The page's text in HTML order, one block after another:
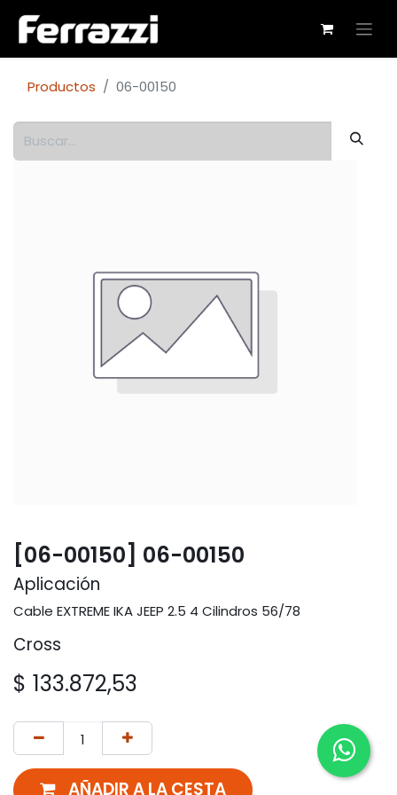
Productos 06-00150
[06-00150] 06-00150
Aplicación
Cable EXTREME IKA JEEP 2.5 4 Cilindros 56/78
Cross
$ 133.872,53
AÑADIR A LA CESTA